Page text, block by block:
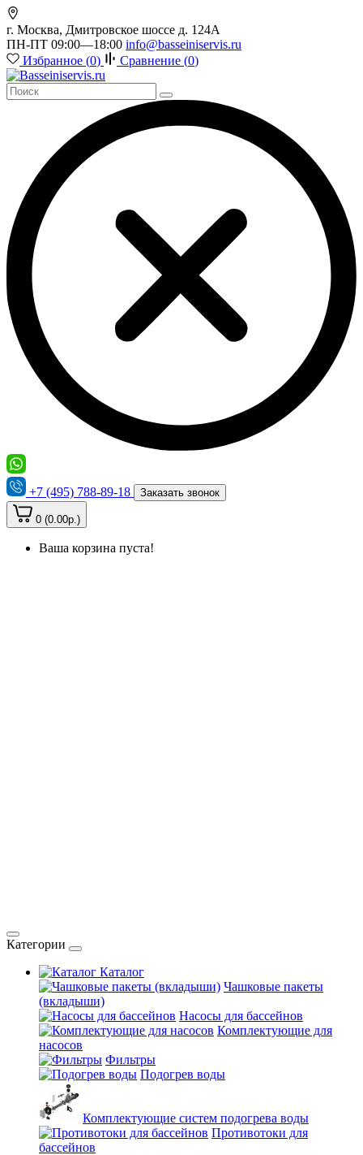
г. Москва, Дмитровское шоссе д. 124А
ПН-ПТ 09:00—18:00 info@basseiniservis.ru
Избранное (0) Сравнение (0)
+7 (495) 788-89-18 Заказать звонок
0 (0.00р.)
Ваша корзина пуста!
Категории
Каталог
Чашковые пакеты
(вкладыши)
Насосы для бассейнов
Комплектующие для
насосов
Фильтры
Подогрев воды
Комплектующие систем подогрева воды
Противотоки для
бассейнов